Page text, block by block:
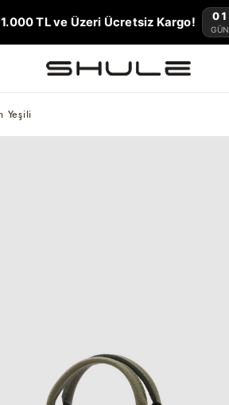
TL ve Üzeri Ücretsiz Kargo! 01
GÜN
Yeşili